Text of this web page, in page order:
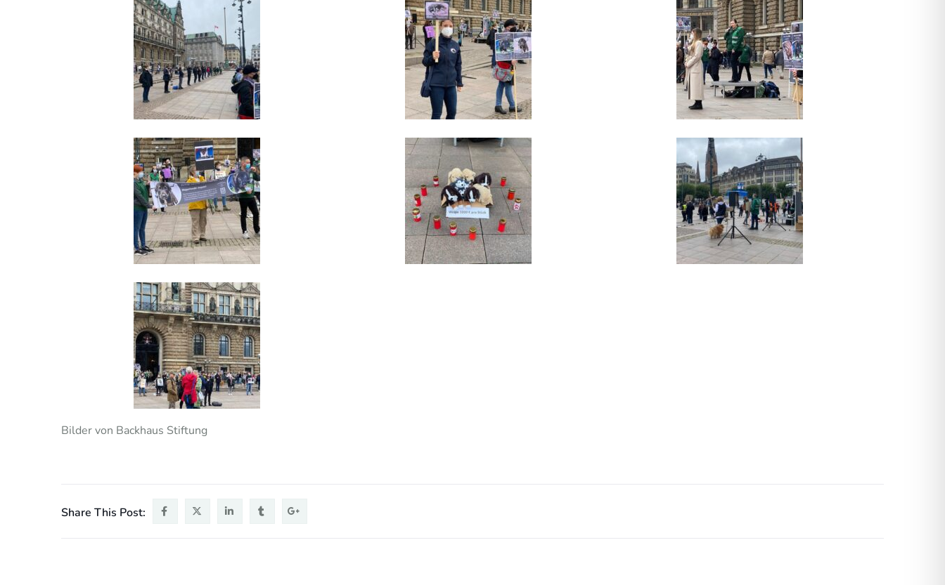
Bilder von Backhaus Stiftung
Share This Post: